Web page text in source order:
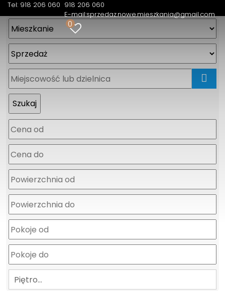
Tel: 918 206 060 918 206 060
E-mail:sprzedaz.nowe.mieszkania@gmail.com
0
Piętro…